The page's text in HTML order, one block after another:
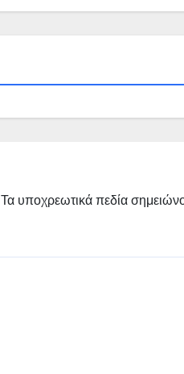
Τα υποχρεωτικά πεδία